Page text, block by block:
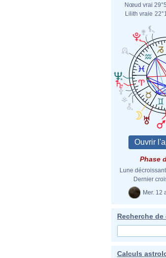
Nœud vrai
Lilith vraie
Phase
Lune
Dernier
Mer. 12
Recherche
Calculs